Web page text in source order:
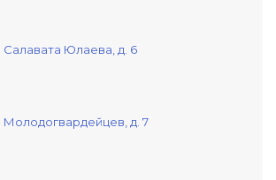
Салавата Юлаева, д. 6
Молодогвардейцев, д. 7